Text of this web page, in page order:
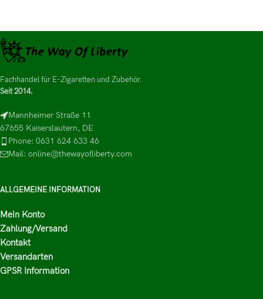
Fachhandel für E-Zigaretten und Zubehör.
Seit 2014.
Mannheimer Straße 11
67655 Kaiserslautern, DE
Phone: 0631 624 633 46
Mail: online@thewayofliberty.com
ALLGEMEINE INFORMATION
Mein Konto
Zahlung/Versand
Kontakt
Versandarten
GPSR Information